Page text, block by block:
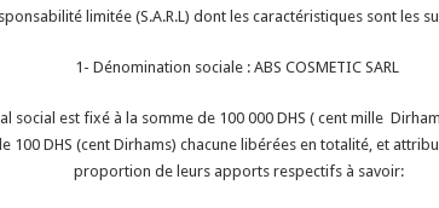
limitée (S.A.R.L) dont les caractéristiques sont les
1- Dénomination sociale : ABS COSMETIC SARL
social est fixé à la somme de 100 000 DHS ( cent mille
100 DHS (cent Dirhams) chacune libérées en totalité, et
proportion de leurs apports respectifs à savoir: